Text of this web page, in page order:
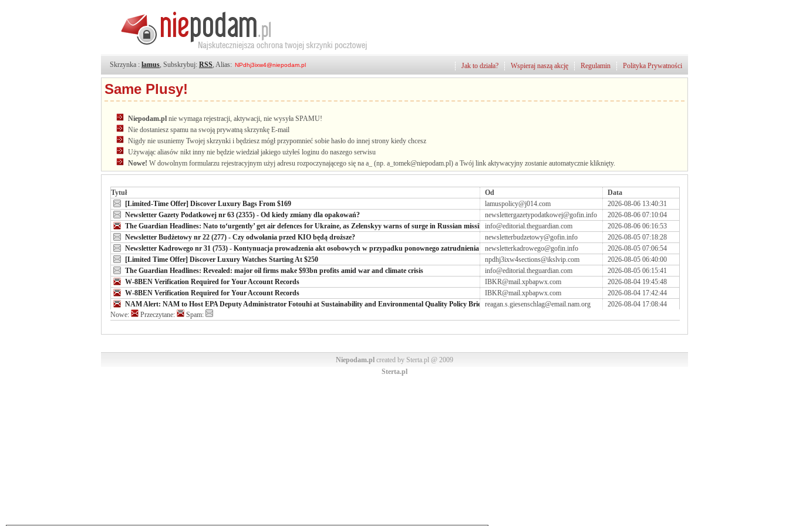
Polityka Prywatności
Regulamin
Wspieraj naszą akcję
Jak to działa?
Skrzynka : lamus, Subskrybuj: RSS, Alias:
Same Plusy!
Niepodam.pl nie wymaga rejestracji, aktywacji, nie wysyła SPAMU!
Nie dostaniesz spamu na swoją prywatną skrzynkę E-mail
Nigdy nie usuniemy Twojej skrzynki i będziesz mógł przypomnieć sobie hasło do innej strony kiedy chcesz
Używając aliasów nikt inny nie będzie wiedział jakiego użyłeś loginu do naszego serwisu
Nowe! W dowolnym formularzu rejestracyjnym użyj adresu rozpoczynającego się na a_ (np. a_tomek@niepodam.pl) a Twój link aktywacyjny zostanie automatycznie kliknięty.
Tytuł Od
Data
[Limited-Time Offer] Discover Luxury Bags From $169
lamuspolicy@j014.com
2026-08-06 13:40:31
Newsletter Gazety Podatkowej nr 63 (2355) - Od kiedy zmiany dla opakowań?
newslettergazetypodatkowej@gofin.info
2026-08-06 07:10:04
The Guardian Headlines: Nato to‘urgently’ get air defences for Ukraine, as Zelenskyy warns of surge in Russian missile productioninfo@editorial.theguardian.com
2026-08-06 06:16:53
Newsletter Budżetowy nr 22 (277) - Czy odwołania przed KIO będą droższe?
newsletterbudzetowy@gofin.info
2026-08-05 07:18:28
Newsletter Kadrowego nr 31 (753) - Kontynuacja prowadzenia akt osobowych w przypadku ponownego zatrudnienia pracownikanewsletterkadrowego@gofin.info
2026-08-05 07:06:54
[Limited Time Offer] Discover Luxury Watches Starting At $250
npdhj3ixw4sections@ikslvip.com
2026-08-05 06:40:00
The Guardian Headlines: Revealed: major oil firms make $93bn profits amid war and climate crisis
info@editorial.theguardian.com
2026-08-05 06:15:41
W-8BEN Verification Required for Your Account Records
IBKR@mail.xpbapwx.com
2026-08-04 19:45:48
W-8BEN Verification Required for Your Account Records
IBKR@mail.xpbapwx.com
2026-08-04 17:42:44
NAM Alert: NAM to Host EPA Deputy Administrator Fotouhi at Sustainability and Environmental Quality Policy Briefingreagan.s.giesenschlag@email.nam.org
2026-08-04 17:08:44
Nowe:
Przeczytane: Spam:
Niepodam.pl created by Sterta.pl @ 2009
Sterta.pl